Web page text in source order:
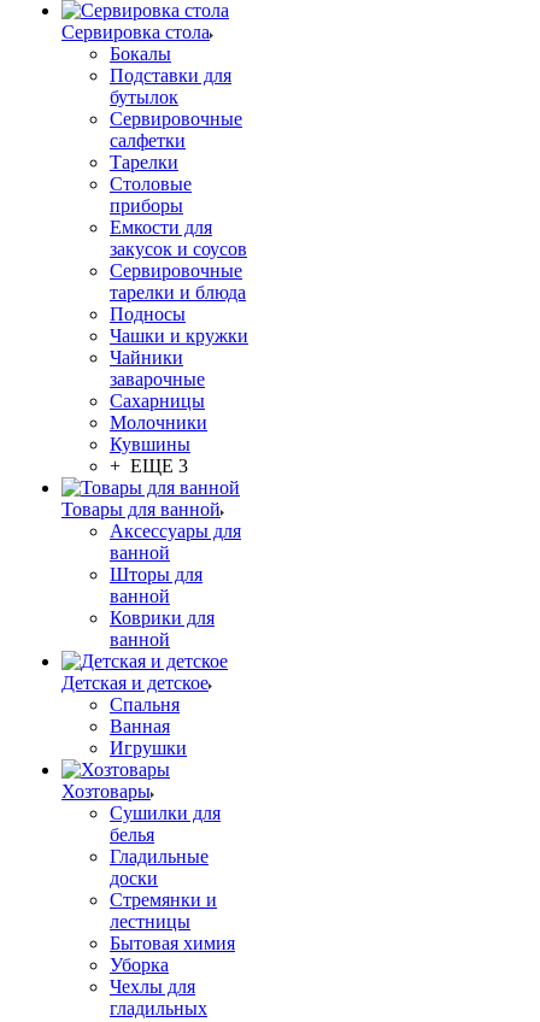
Сервировка стола
Бокалы
Подставки для
бутылок
Сервировочные
салфетки
Тарелки
Столовые
приборы
Емкости для
закусок и соусов
Сервировочные
тарелки и блюда
Подносы
Чашки и кружки
Чайники
заварочные
Сахарницы
Молочники
Кувшины
+ ЕЩЕ 3
Товары для ванной
Аксессуары для
ванной
Шторы для
ванной
Коврики для
ванной
Детская и детское
Спальня
Ванная
Игрушки
Хозтовары
Сушилки для
белья
Гладильные
доски
Стремянки и
лестницы
Бытовая химия
Уборка
Чехлы для
гладильных